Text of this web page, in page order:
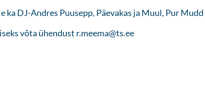
ka DJ-Andres Puusepp, Päevakas ja Muul, Pur Mudd
võta ühendust r.meema@ts.ee